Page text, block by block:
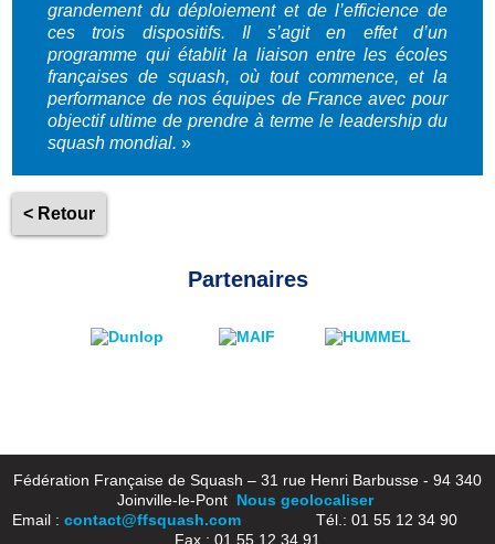
grandement du déploiement et de l’efficience de
ces trois dispositifs. Il s’agit en effet d’un
programme qui établit la liaison entre les écoles
françaises de squash, où tout commence, et la
performance de nos équipes de France avec pour
objectif ultime de prendre à terme le leadership du
squash mondial.»
< Retour
Partenaires
Fédération Française de Squash – 31 rue Henri Barbusse - 94 340
Joinville-le-Pont Nous geolocaliser
Email : contact@ffsquash.comTél.: 01 55 12 34 90
Fax : 01 55 12 34 91